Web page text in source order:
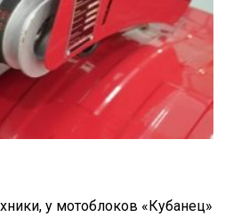
у мотоблоков «Кубанец»